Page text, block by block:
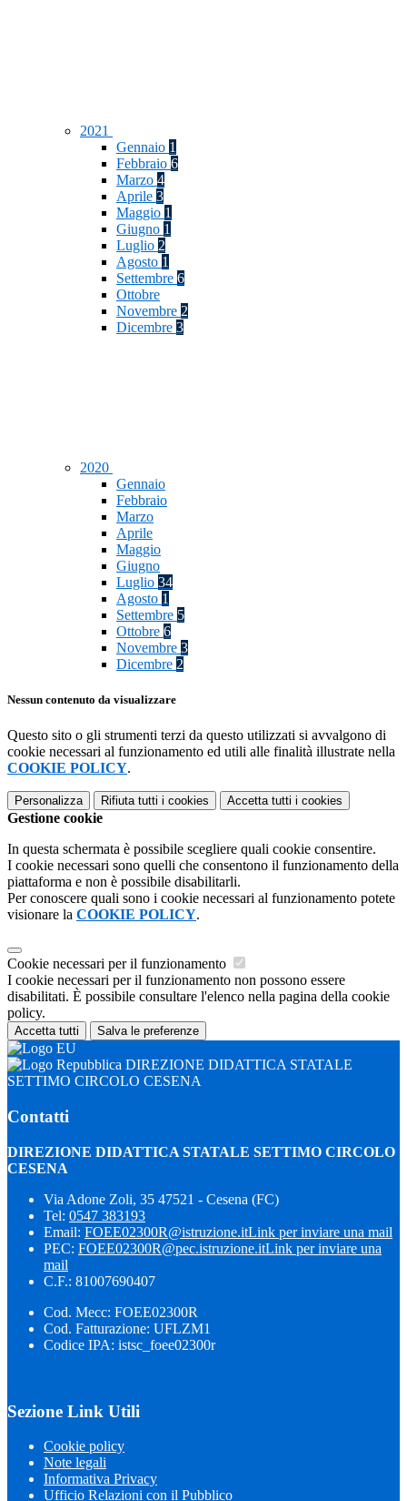
2021
Gennaio 1
Febbraio 6
Marzo 4
Aprile 3
Maggio 1
Giugno 1
Luglio 2
Agosto 1
Settembre 6
Ottobre
Novembre 2
Dicembre 3
2020
Gennaio
Febbraio
Marzo
Aprile
Maggio
Giugno
Luglio 34
Agosto 1
Settembre 5
Ottobre 6
Novembre 3
Dicembre 2
Nessun contenuto da visualizzare
Questo sito o gli strumenti terzi da questo utilizzati si avvalgono di
cookie necessari al funzionamento ed utili alle finalità illustrate nella
COOKIE POLICY.
Personalizza Rifiuta tutti i cookies Accetta tutti i cookies
Gestione cookie
In questa schermata è possibile scegliere quali cookie consentire.
I cookie necessari sono quelli che consentono il funzionamento della
piattaforma e non è possibile disabilitarli.
Per conoscere quali sono i cookie necessari al funzionamento potete
visionare la COOKIE POLICY.
Cookie necessari per il funzionamento
I cookie necessari per il funzionamento non possono essere
disabilitati. È possibile consultare l'elenco nella pagina della cookie
policy.
Accetta tutti Salva le preferenze
DIREZIONE DIDATTICA STATALE
SETTIMO CIRCOLO CESENA
Contatti
DIREZIONE DIDATTICA STATALE SETTIMO CIRCOLO
CESENA
Via Adone Zoli, 35 47521 - Cesena (FC)
Tel: 0547 383193
Email: FOEE02300R@istruzione.itLink per inviare una mail
PEC: FOEE02300R@pec.istruzione.itLink per inviare una
mail
C.F.: 81007690407
Cod. Mecc: FOEE02300R
Cod. Fatturazione: UFLZM1
Codice IPA: istsc_foee02300r
Sezione Link Utili
Cookie policy
Note legali
Informativa Privacy
Ufficio Relazioni con il Pubblico